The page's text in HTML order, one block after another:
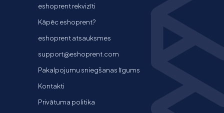
eshoprent rekvizīti
Kāpēc eshoprent?
eshoprent atsauksmes
support@eshoprent.com
Pakalpojumu sniegšanas līgums
Kontakti
Privātuma politika